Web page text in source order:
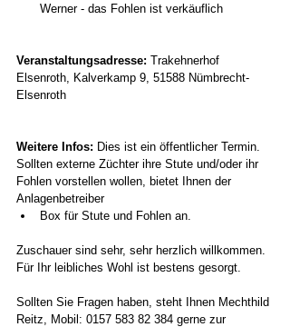
Werner - das Fohlen ist verkäuflich
Veranstaltungsadresse: Trakehnerhof
Elsenroth, Kalverkamp 9, 51588 Nümbrecht-
Elsenroth
Weitere Infos: Dies ist ein öffentlicher Termin.
Sollten externe Züchter ihre Stute und/oder ihr
Fohlen vorstellen wollen, bietet Ihnen der
Anlagenbetreiber
Box für Stute und Fohlen an.
Zuschauer sind sehr, sehr herzlich willkommen.
Für Ihr leibliches Wohl ist bestens gesorgt.
​Sollten Sie Fragen haben, steht Ihnen Mechthild
Reitz, Mobil: 0157 583 82 384 gerne zur